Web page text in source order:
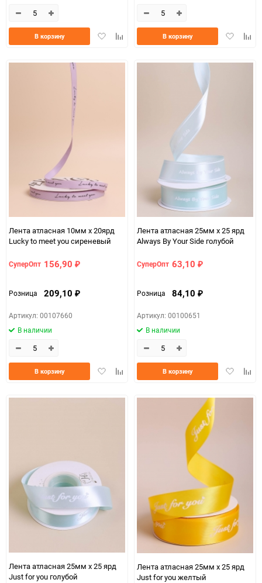
ДобавитьДобавить
В корзину
Добавить
В корзину
Лента атласная 10мм х 20ярд
Lucky to meet you сиреневый
СуперОпт 156,90 ₽
Розница 209,10 ₽
Артикул: 00107660
В наличии
ДобавитьДобавить
В корзину
Лента атласная 25мм х 25 ярд
Always By Your Side голубой
СуперОпт 63,10 ₽
Розница 84,10 ₽
Артикул: 00100651
В наличии
Добавить
В корзину
Лента атласная 25мм х 25 ярд
Just for you голубой
Лента атласная 25мм х 25 ярд
Just for you желтый